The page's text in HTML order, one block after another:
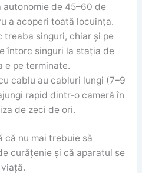
de 45–60 de
a acoperi toată locuința.
treaba singuri, chiar și pe
întorc singuri la stația de
e pe terminate.
cablu au cabluri lungi (7–9
rapid dintr-o cameră în
de zeci de ori.
că nu mai trebuie să
curățenie și că aparatul se